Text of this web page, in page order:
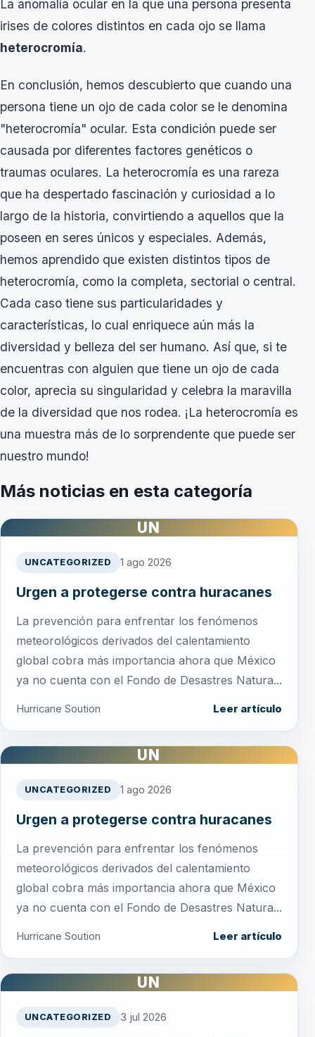
La anomalía ocular en la que una persona presenta
irises de colores distintos en cada ojo se llama
heterocromía.
En conclusión, hemos descubierto que cuando una
persona tiene un ojo de cada color se le denomina
"heterocromía" ocular. Esta condición puede ser
causada por diferentes factores genéticos o
traumas oculares. La heterocromía es una rareza
que ha despertado fascinación y curiosidad a lo
largo de la historia, convirtiendo a aquellos que la
poseen en seres únicos y especiales. Además,
hemos aprendido que existen distintos tipos de
heterocromía, como la completa, sectorial o central.
Cada caso tiene sus particularidades y
características, lo cual enriquece aún más la
diversidad y belleza del ser humano. Así que, si te
encuentras con alguien que tiene un ojo de cada
color, aprecia su singularidad y celebra la maravilla
de la diversidad que nos rodea. ¡La heterocromía es
una muestra más de lo sorprendente que puede ser
nuestro mundo!
Más noticias en esta categoría
UN
UNCATEGORIZED 1 ago 2026
Urgen a protegerse contra huracanes
La prevención para enfrentar los fenómenos
meteorológicos derivados del calentamiento
global cobra más importancia ahora que México
ya no cuenta con el Fondo de Desastres Natura...
Hurricane Soution Leer artículo
UN
UNCATEGORIZED 1 ago 2026
Urgen a protegerse contra huracanes
La prevención para enfrentar los fenómenos
meteorológicos derivados del calentamiento
global cobra más importancia ahora que México
ya no cuenta con el Fondo de Desastres Natura...
Hurricane Soution Leer artículo
UN
UNCATEGORIZED 3 jul 2026